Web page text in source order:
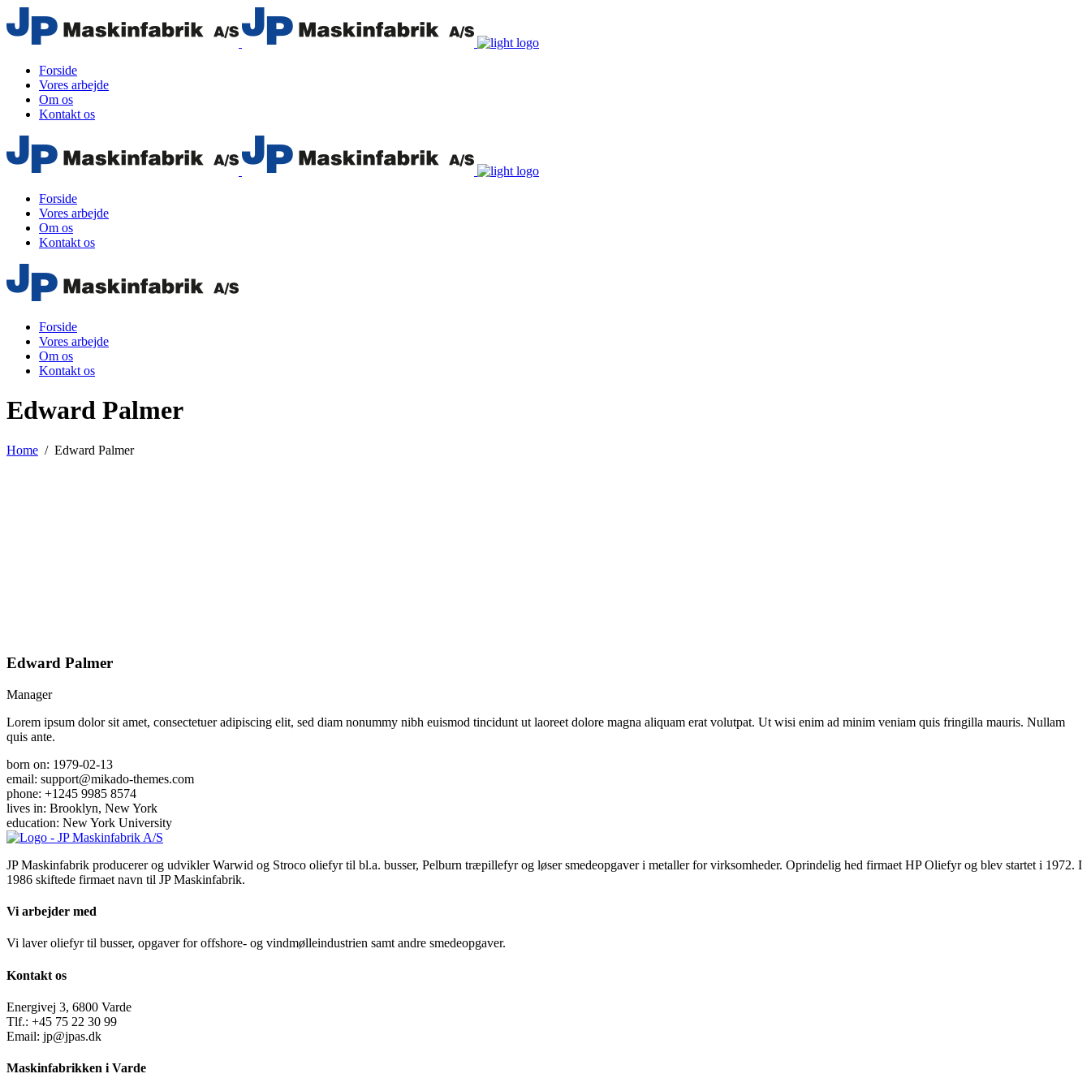
Forside
Vores arbejde
Om os
Kontakt os
Forside
Vores arbejde
Om os
Kontakt os
Forside
Vores arbejde
Om os
Kontakt os
Edward Palmer
Home / Edward Palmer
Edward Palmer
Manager
Lorem ipsum dolor sit amet, consectetuer adipiscing elit, sed diam nonummy nibh euismod tincidunt ut laoreet dolore magna aliquam erat volutpat. Ut wisi enim ad minim veniam quis fringilla mauris. Nullam
quis ante.
born on: 1979-02-13
email: support@mikado-themes.com
phone: +1245 9985 8574
lives in: Brooklyn, New York
education: New York University
JP Maskinfabrik producerer og udvikler Warwid og Stroco oliefyr til bl.a. busser, Pelburn træpillefyr og løser smedeopgaver i metaller for virksomheder. Oprindelig hed firmaet HP Oliefyr og blev startet i 1972. I
1986 skiftede firmaet navn til JP Maskinfabrik.
Vi arbejder med
Vi laver oliefyr til busser, opgaver for offshore- og vindmølleindustrien samt andre smedeopgaver.
Kontakt os
Energivej 3, 6800 Varde
Tlf.: +45 75 22 30 99
Email: jp@jpas.dk
Maskinfabrikken i Varde